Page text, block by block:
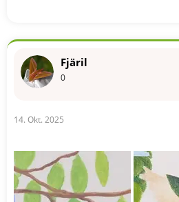
Fjäril
0
14. Okt. 2025